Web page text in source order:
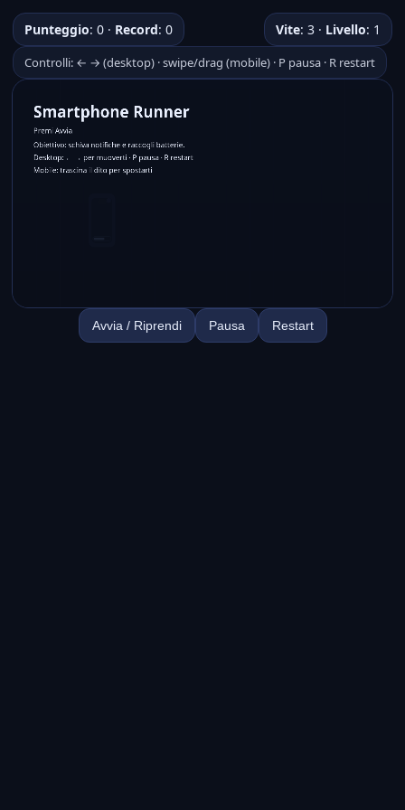
Punteggio: 0 · Record: 0 Vite: 3 · Livello: 1
Controlli: ← → (desktop) · swipe/drag (mobile) · P pausa · R restart
Avvia / Riprendi Pausa Restart